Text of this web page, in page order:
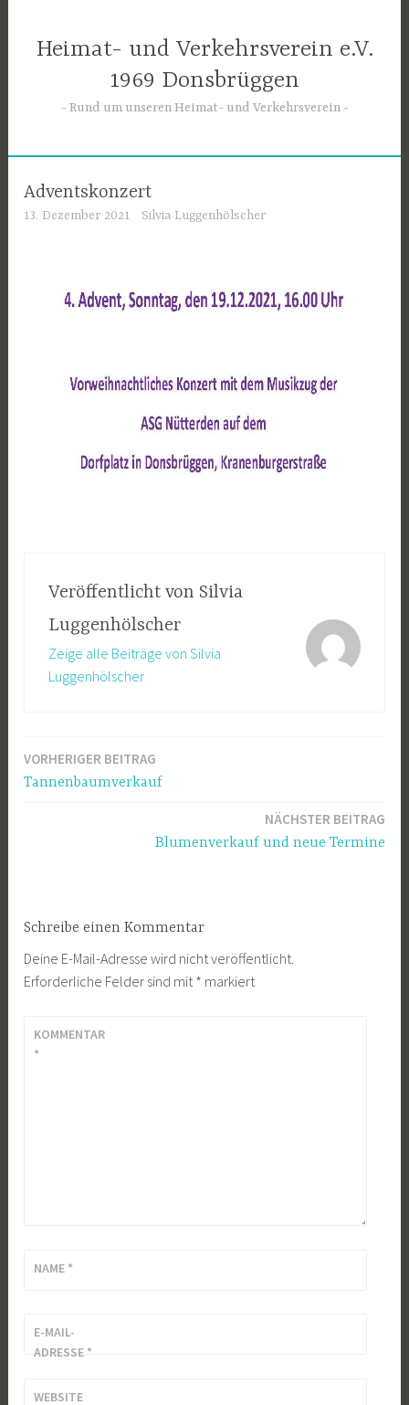
springenHeimat- und Verkehrsverein e.V.
1969 Donsbrüggen
Rund um unseren Heimat- und Verkehrsverein
Adventskonzert
13. Dezember 2021 Silvia Luggenhölscher
Veröffentlicht von Silvia
Luggenhölscher
Zeige alle Beiträge von Silvia
Luggenhölscher
Beitragsnavigation
VORHERIGER BEITRAG
Tannenbaumverkauf
NÄCHSTER BEITRAG
Blumenverkauf und neue Termine
Schreibe einen Kommentar
Deine E-Mail-Adresse wird nicht veröffentlicht.
Erforderliche Felder sind mit * markiert
KOMMENTAR
*
NAME *
E-MAIL-
ADRESSE *
WEBSITE